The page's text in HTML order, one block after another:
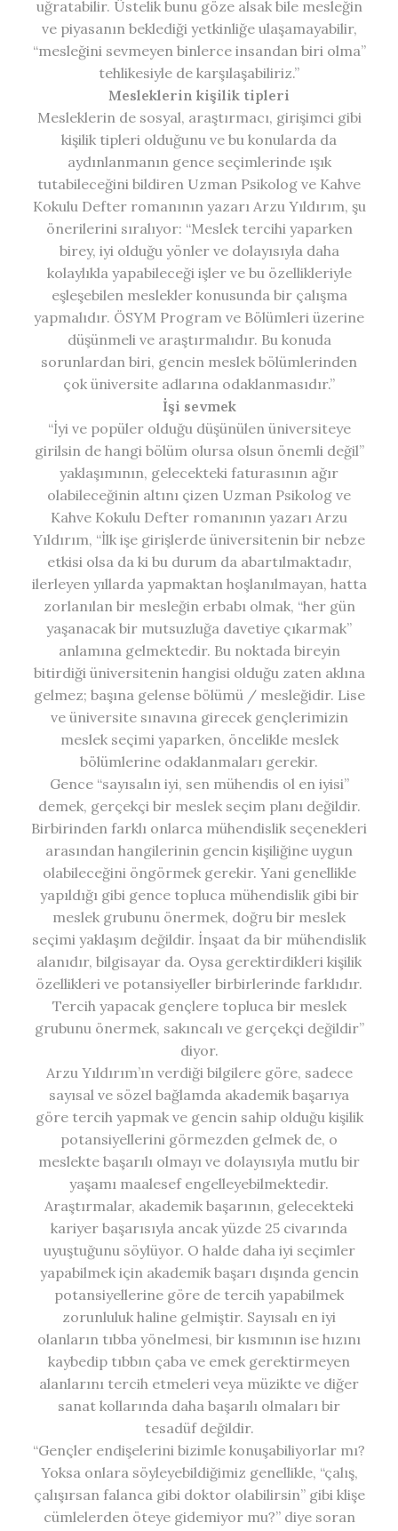
uğratabilir. Üstelik bunu göze alsak bile mesleğin
ve piyasanın beklediği yetkinliğe ulaşamayabilir,
“mesleğini sevmeyen binlerce insandan biri olma”
tehlikesiyle de karşılaşabiliriz.”
Mesleklerin kişilik tipleri
Mesleklerin de sosyal, araştırmacı, girişimci gibi
kişilik tipleri olduğunu ve bu konularda da
aydınlanmanın gence seçimlerinde ışık
tutabileceğini bildiren Uzman Psikolog ve Kahve
Kokulu Defter romanının yazarı Arzu Yıldırım, şu
önerilerini sıralıyor: “Meslek tercihi yaparken
birey, iyi olduğu yönler ve dolayısıyla daha
kolaylıkla yapabileceği işler ve bu özellikleriyle
eşleşebilen meslekler konusunda bir çalışma
yapmalıdır. ÖSYM Program ve Bölümleri üzerine
düşünmeli ve araştırmalıdır. Bu konuda
sorunlardan biri, gencin meslek bölümlerinden
çok üniversite adlarına odaklanmasıdır.”
İşi sevmek
“İyi ve popüler olduğu düşünülen üniversiteye
girilsin de hangi bölüm olursa olsun önemli değil”
yaklaşımının, gelecekteki faturasının ağır
olabileceğinin altını çizen Uzman Psikolog ve
Kahve Kokulu Defter romanının yazarı Arzu
Yıldırım, “İlk işe girişlerde üniversitenin bir nebze
etkisi olsa da ki bu durum da abartılmaktadır,
ilerleyen yıllarda yapmaktan hoşlanılmayan, hatta
zorlanılan bir mesleğin erbabı olmak, “her gün
yaşanacak bir mutsuzluğa davetiye çıkarmak”
anlamına gelmektedir. Bu noktada bireyin
bitirdiği üniversitenin hangisi olduğu zaten aklına
gelmez; başına gelense bölümü / mesleğidir. Lise
ve üniversite sınavına girecek gençlerimizin
meslek seçimi yaparken, öncelikle meslek
bölümlerine odaklanmaları gerekir.
Gence “sayısalın iyi, sen mühendis ol en iyisi”
demek, gerçekçi bir meslek seçim planı değildir.
Birbirinden farklı onlarca mühendislik seçenekleri
arasından hangilerinin gencin kişiliğine uygun
olabileceğini öngörmek gerekir. Yani genellikle
yapıldığı gibi gence topluca mühendislik gibi bir
meslek grubunu önermek, doğru bir meslek
seçimi yaklaşım değildir. İnşaat da bir mühendislik
alanıdır, bilgisayar da. Oysa gerektirdikleri kişilik
özellikleri ve potansiyeller birbirlerinde farklıdır.
Tercih yapacak gençlere topluca bir meslek
grubunu önermek, sakıncalı ve gerçekçi değildir”
diyor.
Arzu Yıldırım’ın verdiği bilgilere göre, sadece
sayısal ve sözel bağlamda akademik başarıya
göre tercih yapmak ve gencin sahip olduğu kişilik
potansiyellerini görmezden gelmek de, o
meslekte başarılı olmayı ve dolayısıyla mutlu bir
yaşamı maalesef engelleyebilmektedir.
Araştırmalar, akademik başarının, gelecekteki
kariyer başarısıyla ancak yüzde 25 civarında
uyuştuğunu söylüyor. O halde daha iyi seçimler
yapabilmek için akademik başarı dışında gencin
potansiyellerine göre de tercih yapabilmek
zorunluluk haline gelmiştir. Sayısalı en iyi
olanların tıbba yönelmesi, bir kısmının ise hızını
kaybedip tıbbın çaba ve emek gerektirmeyen
alanlarını tercih etmeleri veya müzikte ve diğer
sanat kollarında daha başarılı olmaları bir
tesadüf değildir.
“Gençler endişelerini bizimle konuşabiliyorlar mı?
Yoksa onlara söyleyebildiğimiz genellikle, “çalış,
çalışırsan falanca gibi doktor olabilirsin” gibi klişe
cümlelerden öteye gidemiyor mu?” diye soran